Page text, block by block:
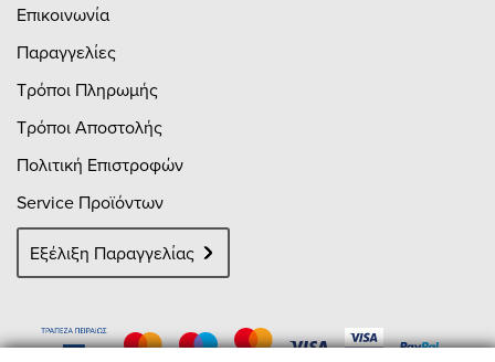
Επικοινωνία
Παραγγελίες
Τρόποι Πληρωμής
Τρόποι Αποστολής
Πολιτική Επιστροφών
Service Προϊόντων
Εξέλιξη Παραγγελίας